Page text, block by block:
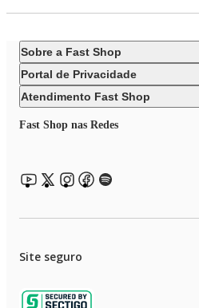
Sobre a Fast Shop
Portal de Privacidade
Atendimento Fast Shop
Fast Shop nas Redes
Site seguro